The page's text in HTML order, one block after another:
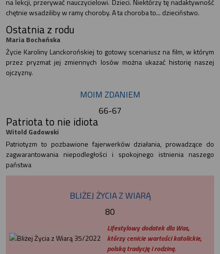
na lekcji, przerywać nauczycielowi. Dzieci. Niektórzy tę nadaktywność
chętnie wsadziliby w ramy choroby. A ta choroba to... dzieciństwo.
Ostatnia z rodu
Maria Bocheńska
Życie Karoliny Lanckorońskiej to gotowy scenariusz na film, w którym
przez pryzmat jej zmiennych losów można ukazać historię naszej
ojczyzny.
MOIM ZDANIEM
66-67
Patriota to nie idiota
Witold Gadowski
Patriotyzm to pozbawione fajerwerków działania, prowadzące do
zagwarantowania niepodległości i spokojnego istnienia naszego
państwa
BLIŻEJ ŻYCIA Z WIARĄ
80
Lifestylowy dodatek dla Was,
którzy cenicie wartości katolickie,
polską tradycję i rodzinę.